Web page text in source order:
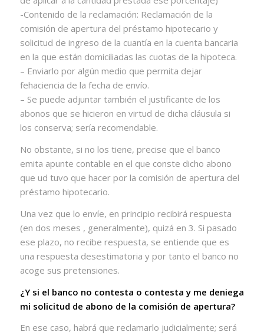
-Contenido de la reclamación: Reclamación de la
comisión de apertura del préstamo hipotecario y
solicitud de ingreso de la cuantía en la cuenta bancaria
en la que están domiciliadas las cuotas de la hipoteca.
– Enviarlo por algún medio que permita dejar
fehaciencia de la fecha de envío.
– Se puede adjuntar también el justificante de los
abonos que se hicieron en virtud de dicha cláusula si
los conserva; sería recomendable.
No obstante, si no los tiene, precise que el banco
emita apunte contable en el que conste dicho abono
que ud tuvo que hacer por la comisión de apertura del
préstamo hipotecario.
Una vez que lo envíe, en principio recibirá respuesta
(en dos meses , generalmente), quizá en 3. Si pasado
ese plazo, no recibe respuesta, se entiende que es
una respuesta desestimatoria y por tanto el banco no
acoge sus pretensiones.
¿Y si el banco no contesta o contesta y me deniega
mi solicitud de abono de la comisión de apertura?
En ese caso, habrá que reclamarlo judicialmente; será